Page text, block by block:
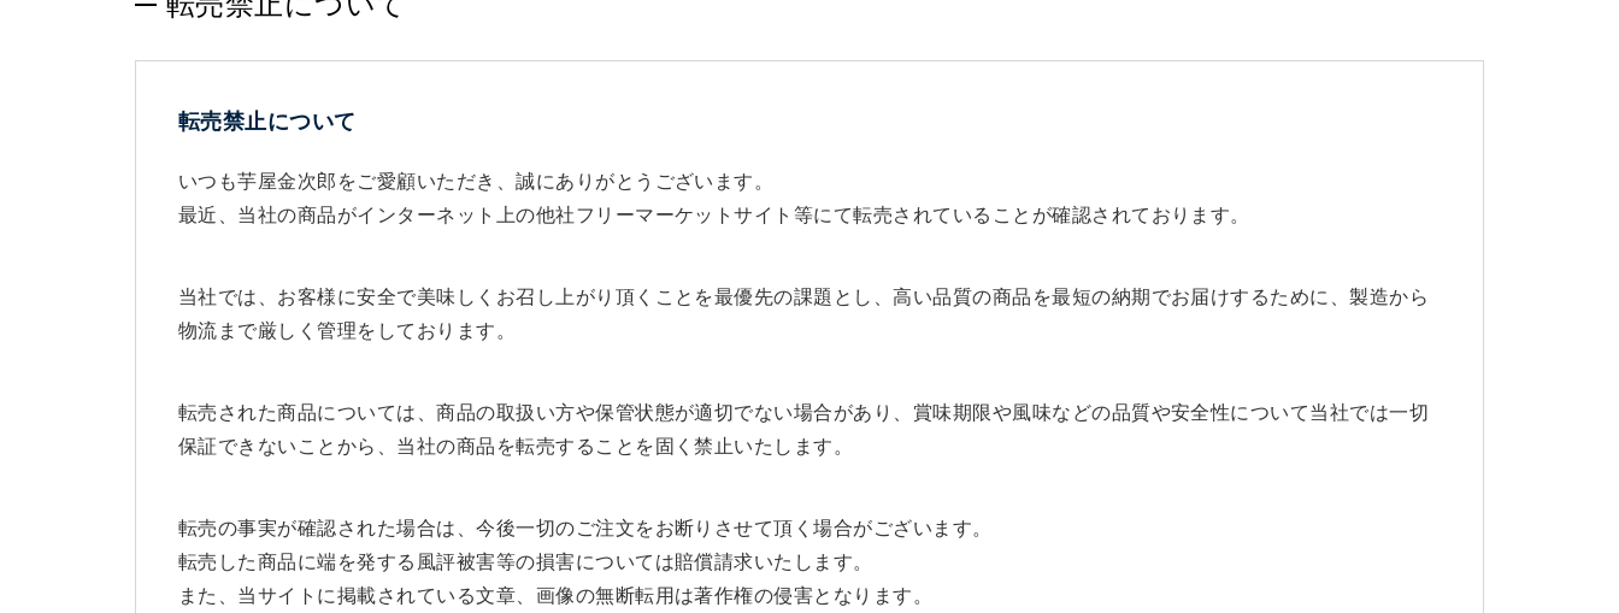
転売禁止について
いつも芋屋金次郎をご愛顧いただき、誠にありがとうございます。
最近、当社の商品がインターネット上の他社フリーマーケットサイト等にて転売されていることが確認されております。
当社では、お客様に安全で美味しくお召し上がり頂くことを最優先の課題とし、高い品質の商品を最短の納期でお届けするために、製造から
物流まで厳しく管理をしております。
転売された商品については、商品の取扱い方や保管状態が適切でない場合があり、賞味期限や風味などの品質や安全性について当社では一切
保証できないことから、当社の商品を転売することを固く禁止いたします。
転売の事実が確認された場合は、今後一切のご注文をお断りさせて頂く場合がございます。
転売した商品に端を発する風評被害等の損害については賠償請求いたします。
また、当サイトに掲載されている文章、画像の無断転用は著作権の侵害となります。